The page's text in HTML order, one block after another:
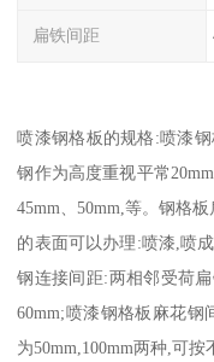
扁铁间距
喷漆钢格板的规格:喷漆
钢作为高度重视平常20mm
45mm、50mm,等。钢格
的表面可以办理:喷漆,喷
钢连接间距:两相邻受荷
60mm;喷漆钢格板麻花钢
为50mm,100mm两种,可按